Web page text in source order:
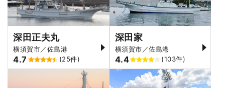
深田正夫丸
横須賀市／佐島港
4.7 (25件)
深田家
横須賀市／佐島港
4.4 (103件)